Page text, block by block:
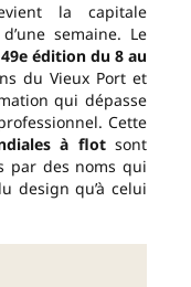
la capitale
semaine. Le
49e édition du 8 au
du Vieux Port et
qui dépasse
Cette
à flotsont
par des noms qui
design qu’à celui